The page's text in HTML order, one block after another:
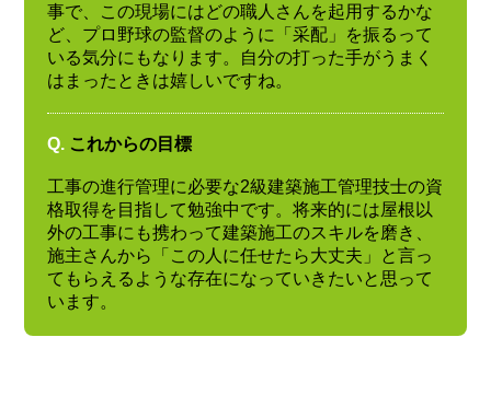
事で、この現場にはどの職人さんを起用するかな
ど、プロ野球の監督のように「采配」を振るって
いる気分にもなります。自分の打った手がうまく
はまったときは嬉しいですね。
Q. これからの目標
工事の進行管理に必要な2級建築施工管理技士の資
格取得を目指して勉強中です。将来的には屋根以
外の工事にも携わって建築施工のスキルを磨き、
施主さんから「この人に任せたら大丈夫」と言っ
てもらえるような存在になっていきたいと思って
います。